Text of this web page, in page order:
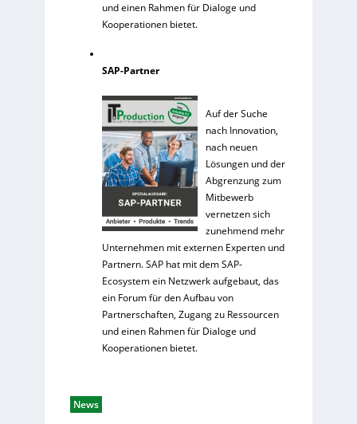
und einen Rahmen für Dialoge und
Kooperationen bietet.
SAP-Partner
Auf der Suche
nach Innovation,
nach neuen
Lösungen und der
Abgrenzung zum
Mitbewerb
vernetzen sich
zunehmend mehr
Unternehmen mit externen Experten und
Partnern. SAP hat mit dem SAP-
Ecosystem ein Netzwerk aufgebaut, das
ein Forum für den Aufbau von
Partnerschaften, Zugang zu Ressourcen
und einen Rahmen für Dialoge und
Kooperationen bietet.
News